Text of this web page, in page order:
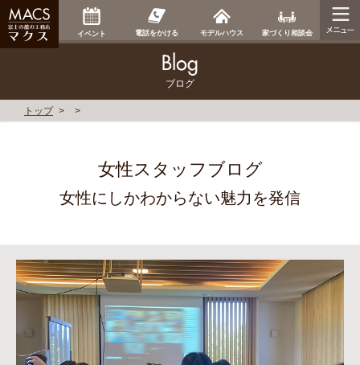
イベント 電話をかける モデルハウス 家づくり相談会
ブログ
トップ
女性スタッフブログ
女性にしかわからない魅力を発信